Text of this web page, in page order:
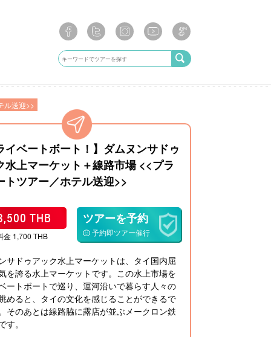
ル送迎>>
イベートボート！】ダムヌンサドゥ
水上マーケット＋線路市場 <<プラ
トツアー／ホテル送迎>>
THB
金 1,700 THB
ツアーを予約
予約即ツアー催行
サドゥアック水上マーケットは、タイ国内屈
を誇る水上マーケットです。この水上市場を
ートボートで巡り、運河沿いで暮らす人々の
めると、タイの文化を感じることができるで
そのあとは線路脇に露店が並ぶメークロン鉄
す。